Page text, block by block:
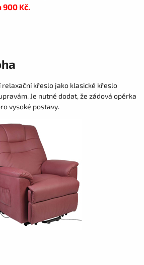
Kč.
relaxační křeslo jako klasické křeslo
Je nutné dodat, že zádová opěrka
vysoké postavy.